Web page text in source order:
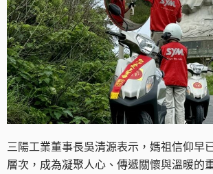
三陽工業董事長吳清源表示，媽祖信仰早
層次，成為凝聚人心、傳遞關懷與溫暖的